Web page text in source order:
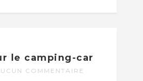
le camping-car
COMMENTAIRE